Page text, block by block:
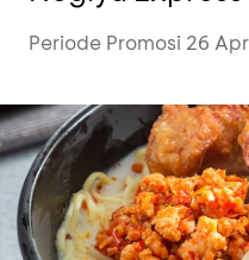
Periode Promosi 26